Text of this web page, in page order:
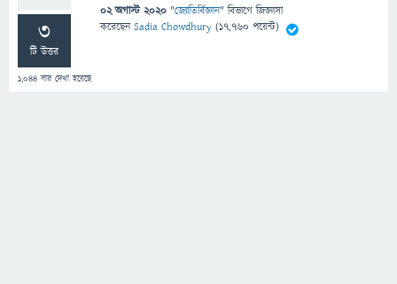
3
টি উত্তর
1,044 বার দেখা হয়েছে
02 অগাস্ট 2020 "জ্যোতির্বিজ্ঞান" বিভাগে জিজ্ঞাসা
করেছেনSadia Chowdhury (17,760 পয়েন্ট)